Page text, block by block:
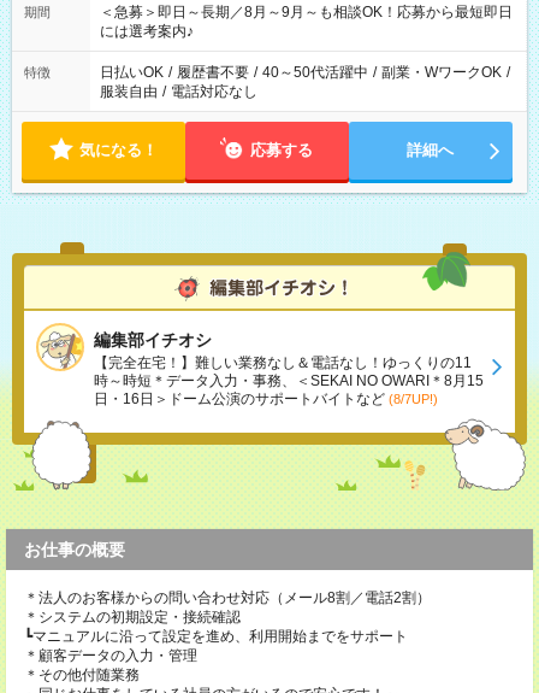
スタッフ スイーツ販売/ホテルフロント/化粧品販売/など 様々な
業界から入社して活躍されています♪
期間
＜急募＞即日～長期／8月～9月～も相談OK！応募から最短即日
には選考案内♪
特徴 日払いOK / 履歴書不要 / 40～50代活躍中 / 副業・WワークOK /
服装自由 / 電話対応なし
気になる！ 応募する 詳細へ
編集部イチオシ
【完全在宅！】難しい業務なし＆電話なし！ゆっくりの11
時～時短＊データ入力・事務、＜SEKAI NO OWARI＊8月15
日・16日＞ドーム公演のサポートバイトなど (8/7UP!)
お仕事の概要
＊法人のお客様からの問い合わせ対応（メール8割／電話2割）
＊システムの初期設定・接続確認
┗マニュアルに沿って設定を進め、利用開始までをサポート
＊顧客データの入力・管理
＊その他付随業務